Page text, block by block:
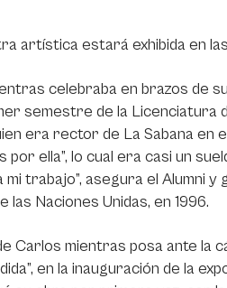
artística estará exhibida en
celebraba en brazos de
semestre de la Licenciatura
era rector de La Sabana en
ella”, lo cual era casi un
trabajo”, asegura el Alumni y
Naciones Unidas, en 1996.
Carlos mientras posa ante la
en la inauguración de la